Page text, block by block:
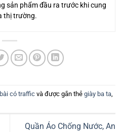
sản phẩm đầu ra trước khi cung
thị trường.
có traffic và được gắn thẻ giày ba ta
Quần Áo Chống Nước, An